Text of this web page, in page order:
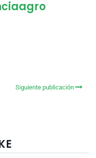
Siguiente publicación